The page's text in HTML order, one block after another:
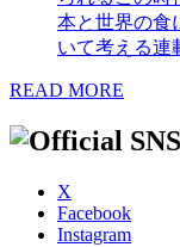
本と世界の食
いて考える連
READ MORE
X
Facebook
Instagram